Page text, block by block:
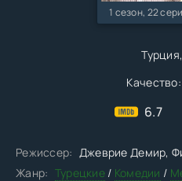
Качество:
6.7
1 сезон, 22
Режиссер: Джеврие Демир,
Жанр: Турецкие/ Комедии /